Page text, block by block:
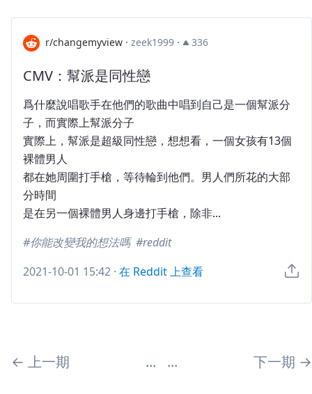
r/changemyview · zeek1999 · 336
CMV：幫派是同性戀
爲什麼說唱歌手在他們的歌曲中唱到自己是一個幫派分
子，而實際上幫派分子
實際上，幫派是超級同性戀，想想看，一個女孩有13個
裸體男人
都在她周圍打手槍，等待輪到他們。男人們所花的大部
分時間
是在另一個裸體男人身邊打手槍，除非...
你能改變我的想法嗎
reddit
2021-10-01 15:42 · 在 Reddit 上查看
← 上一期 ... ... 下一期 →